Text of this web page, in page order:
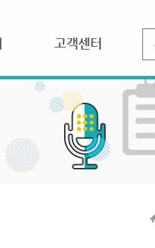
고객센터